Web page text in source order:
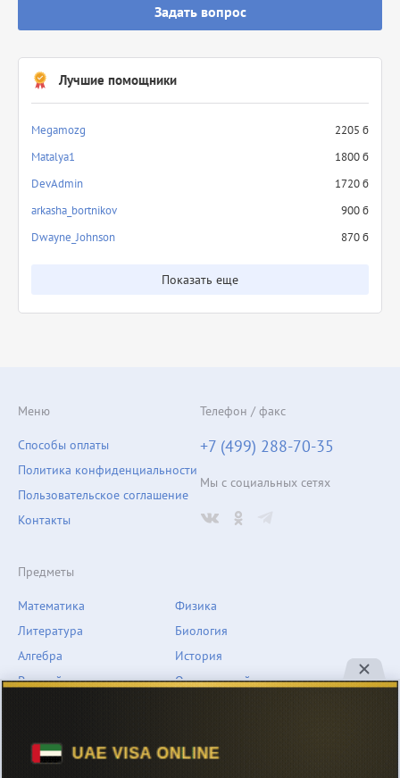
Задать вопрос
Лучшие помощники
Megamozg
2205 б
Matalya1
1800 б
DevAdmin
1720 б
arkasha_bortnikov
900 б
Dwayne_Johnson
870 б
Показать еще
Предметы
Математика
Литература
Алгебра
Русский язык
Физика
Биология
История
Окружающий мир
Обществознание
Музыка
Меню
Способы оплаты
Политика конфиденциальности
Пользовательское соглашение
Контакты
Телефон / факс
+7 (499) 288-70-35
Мы с социальных сетях